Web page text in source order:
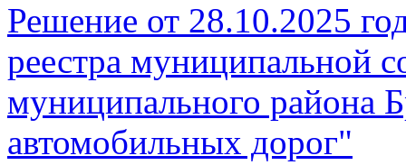
Решение от 28.10.2025
реестра муниципальной
муниципального района
автомобильных дорог"